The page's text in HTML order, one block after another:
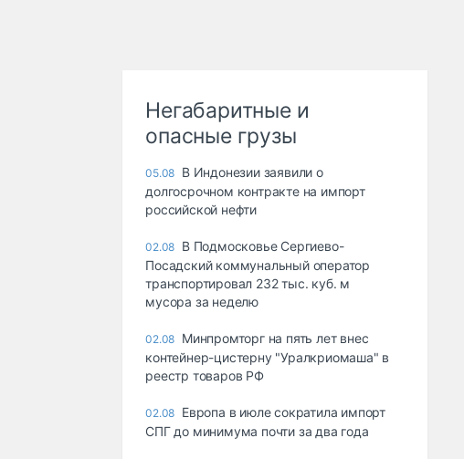
Негабаритные и
опасные грузы
05.08 В Индонезии заявили о
долгосрочном контракте на импорт
российской нефти
02.08 В Подмосковье Сергиево-
Посадский коммунальный оператор
транспортировал 232 тыс. куб. м
мусора за неделю
02.08 Минпромторг на пять лет внес
контейнер-цистерну "Уралкриомаша" в
реестр товаров РФ
02.08 Европа в июле сократила импорт
СПГ до минимума почти за два года